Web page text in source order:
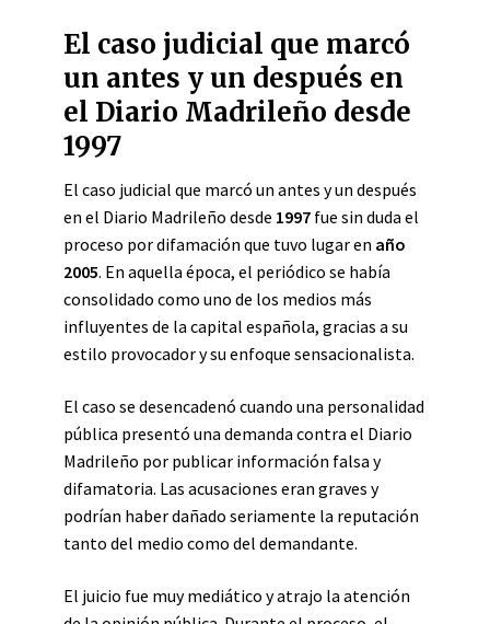
El caso judicial que marcó
un antes y un después en
el Diario Madrileño desde
1997
El caso judicial que marcó un antes y un después
en el Diario Madrileño desde 1997 fue sin duda el
proceso por difamación que tuvo lugar en año
2005. En aquella época, el periódico se había
consolidado como uno de los medios más
influyentes de la capital española, gracias a su
estilo provocador y su enfoque sensacionalista.
El caso se desencadenó cuando una personalidad
pública presentó una demanda contra el Diario
Madrileño por publicar información falsa y
difamatoria. Las acusaciones eran graves y
podrían haber dañado seriamente la reputación
tanto del medio como del demandante.
El juicio fue muy mediático y atrajo la atención